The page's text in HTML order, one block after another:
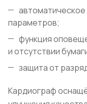
автоматическое
параметров;
функция
и отсутствии
защита от
Кардиограф